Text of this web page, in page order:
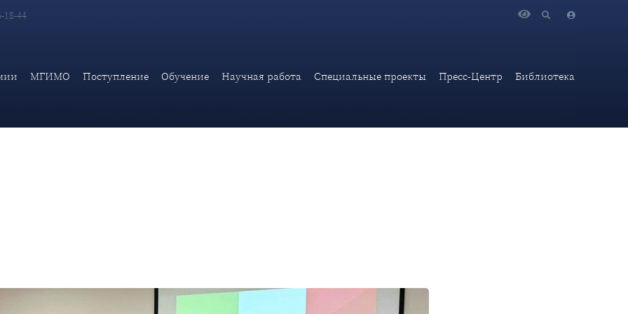
18-44
МГИМО Поступление Обучение Научная работа Специальные проекты Пресс-Центр Библиотека